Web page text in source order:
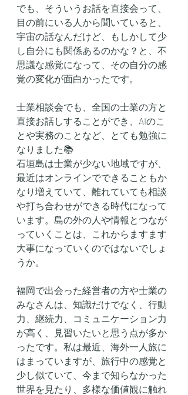
でも、そういうお話を直接会って、
目の前にいる人から聞いていると、
宇宙の話なんだけど、もしかして少
し自分にも関係あるのかな？と、不
思議な感覚になって、その自分の感
覚の変化が面白かったです。
士業相談会でも、全国の士業の方と
直接お話しすることができ、AIのこ
とや実務のことなど、とても勉強に
なりました📚
石垣島は士業が少ない地域ですが、
最近はオンラインでできることもか
なり増えていて、離れていても相談
や打ち合わせができる時代になって
います。島の外の人や情報とつなが
っていくことは、これからますます
大事になっていくのではないでしょ
うか。
福岡で出会った経営者の方や士業の
みなさんは、知識だけでなく、行動
力、継続力、コミュニケーション力
が高く、見習いたいと思う点が多か
ったです。私は最近、海外一人旅に
はまっていますが、旅行中の感覚と
少し似ていて、今まで知らなかった
世界を見たり、多様な価値観に触れ